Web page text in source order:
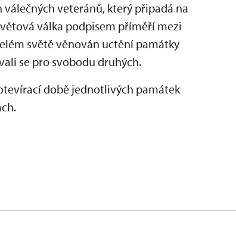
veteránů, který připadá na
válka podpisem příměří mezi
světě věnován uctění památky
se pro svobodu druhých.
době jednotlivých památek